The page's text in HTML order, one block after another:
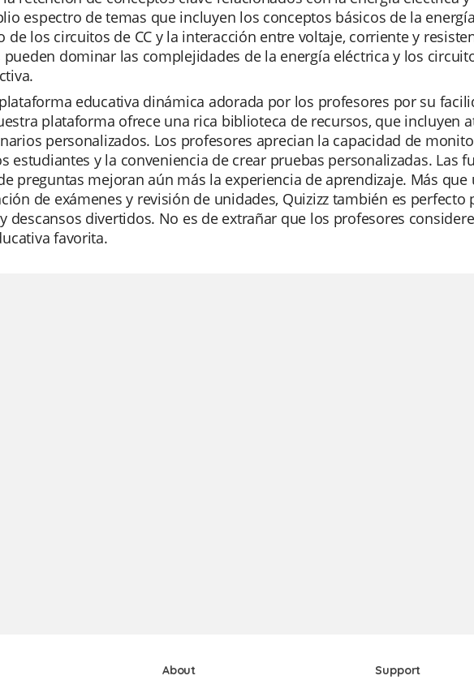
espectro de temas que incluyen los conceptos básicos de la
los circuitos de CC y la interacción entre voltaje, corriente y
dominar las complejidades de la energía eléctrica y los
educativa dinámica adorada por los profesores por su
plataforma ofrece una rica biblioteca de recursos, que incluyen
personalizados. Los profesores aprecian la capacidad de
estudiantes y la conveniencia de crear pruebas personalizadas. Las
preguntas mejoran aún más la experiencia de aprendizaje. Más
de exámenes y revisión de unidades, Quizizz también es perfecto
descansos divertidos. No es de extrañar que los profesores
favorita.
About Support